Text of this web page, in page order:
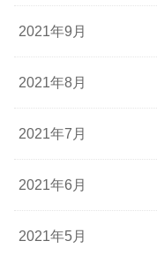
2021年9月
2021年8月
2021年7月
2021年6月
2021年5月